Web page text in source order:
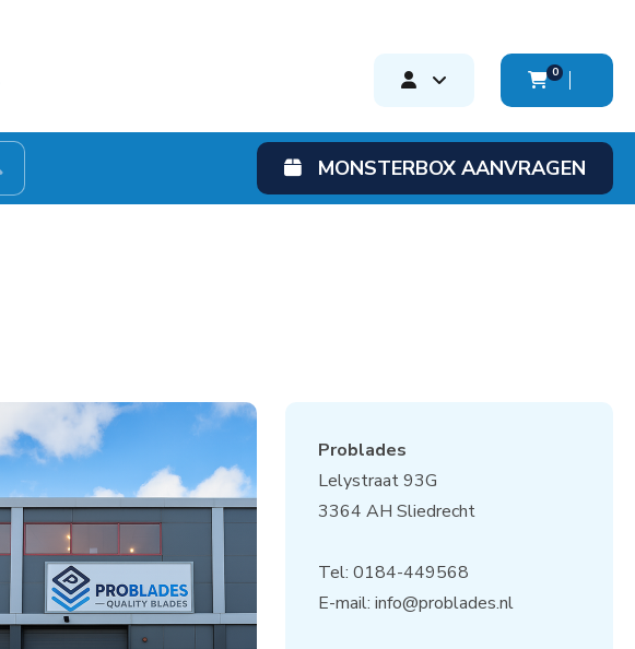
0
MONSTERBOX AANVRAGEN
Problades
Lelystraat 93G
3364 AH Sliedrecht
Tel:0184-449568
E-mail:info@problades.nl